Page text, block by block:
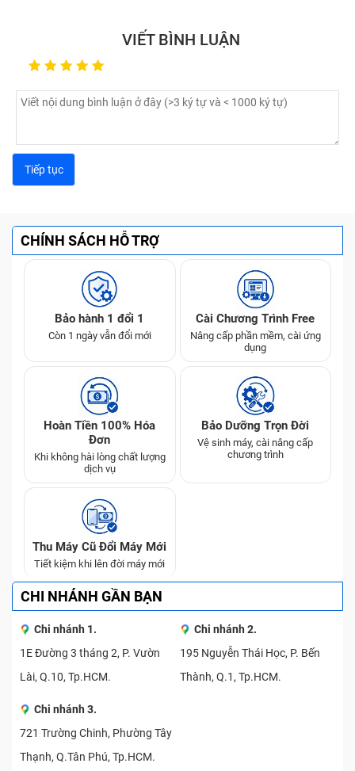
VIẾT BÌNH LUẬN
CHÍNH SÁCH HỖ TRỢ
Bảo hành 1 đổi 1
Còn 1 ngày vẫn đổi mới
Cài Chương Trình Free
Nâng cấp phần mềm, cài ứng
dụng
Hoàn Tiền 100% Hóa
Đơn
Khi không hài lòng chất lượng
dịch vụ
Bảo Dưỡng Trọn Đời
Vệ sinh máy, cài nâng cấp
chương trình
Thu Máy Cũ Đổi Máy Mới
Tiết kiệm khi lên đời máy mới
CHI NHÁNH GẦN BẠN
Chi nhánh 1.
1E Đường 3 tháng 2, P. Vườn
Lài, Q.10, Tp.HCM.
Chi nhánh 2.
195 Nguyễn Thái Học, P. Bến
Thành, Q.1, Tp.HCM.
Chi nhánh 3.
721 Trường Chinh, Phường Tây
Thạnh, Q.Tân Phú, Tp.HCM.